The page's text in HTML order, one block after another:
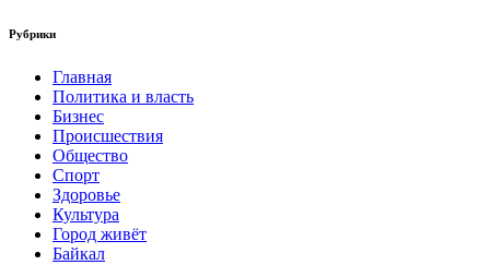
Рубрики
Главная
Политика и власть
Бизнес
Происшествия
Общество
Cпорт
Здоровье
Культура
Город живёт
Байкал